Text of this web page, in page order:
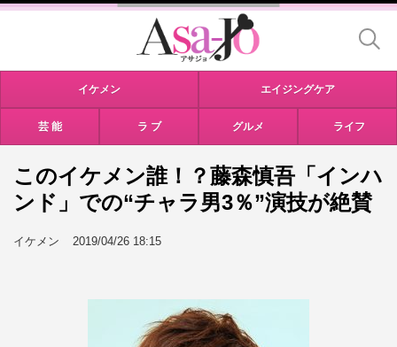
イケメン エイジングケア
芸 能 ラ ブ グルメ ライフ
このイケメン誰！？藤森慎吾「インハ
ンド」での“チャラ男3％”演技が絶賛
イケメン 2019/04/26 18:15